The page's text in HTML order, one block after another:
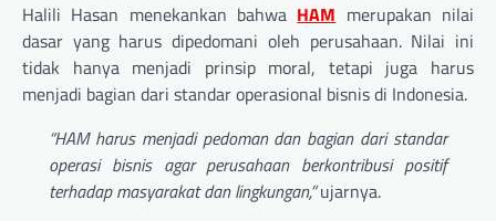
Halili Hasan menekankan bahwa HAM merupakan nilai
dasar yang harus dipedomani oleh perusahaan. Nilai ini
tidak hanya menjadi prinsip moral, tetapi juga harus
menjadi bagian dari standar operasional bisnis di Indonesia.
“HAM harus menjadi pedoman dan bagian dari standar
operasi bisnis agar perusahaan berkontribusi positif
terhadap masyarakat dan lingkungan,”ujarnya.